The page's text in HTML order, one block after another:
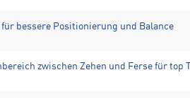
bessere Positionierung und Balance
zwischen Zehen und Ferse für top